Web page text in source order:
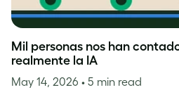
Mil personas nos han
realmente la IA
May 14, 2026 • 5 min read